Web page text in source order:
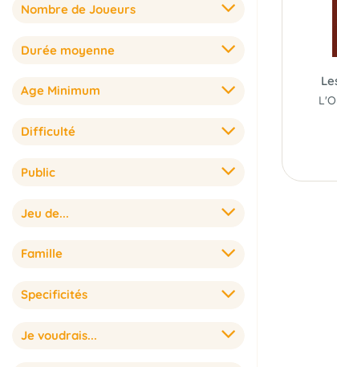
Nombre de Joueurs
Durée moyenne
Age Minimum
Difficulté
Public
Jeu de...
Famille
Specificités
Je voudrais...